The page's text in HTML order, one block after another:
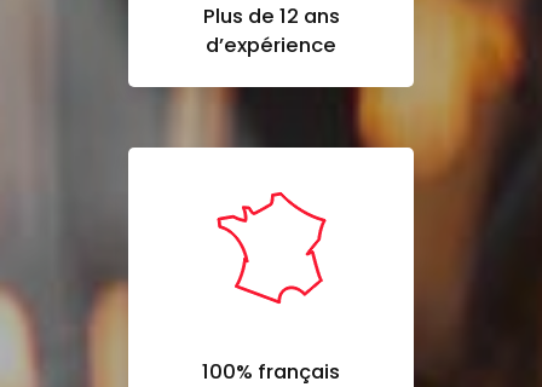
Plus de 12 ans
d’expérience
100% français